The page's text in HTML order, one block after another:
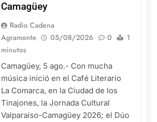
Camagüey
Radio Cadena
Agramonte
05/08/2026 0
1
minutos
Camagüey, 5 ago.- Con mucha
música inició en el Café Literario
La Comarca, en la Ciudad de los
Tinajones, la Jornada Cultural
Valparaíso-Camagüey 2026; el Dúo